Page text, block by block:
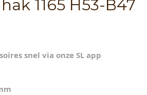
1165 H53-B47
snel via onze SL app
gallery
to
the
images